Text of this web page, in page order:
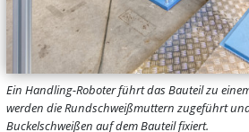
Ein Handling-Roboter führt das Bauteil zu
werden die Rundschweißmuttern zugeführt
Buckelschweißen auf dem Bauteil fixiert.